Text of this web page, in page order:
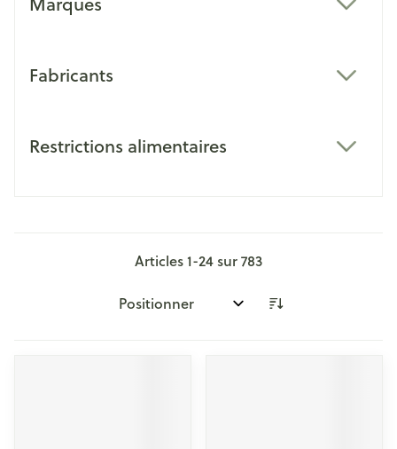
Fabricants
Restrictions alimentaires
Articles1-24sur783
Trier par: